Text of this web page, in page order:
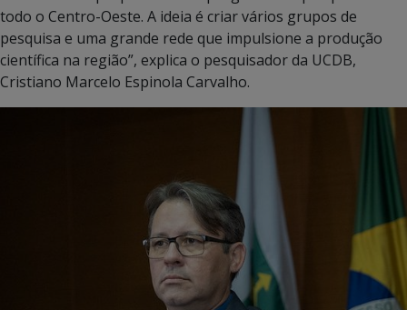
todo o Centro-Oeste. A ideia é criar vários grupos de
pesquisa e uma grande rede que impulsione a produção
científica na região”, explica o pesquisador da UCDB,
Cristiano Marcelo Espinola Carvalho.